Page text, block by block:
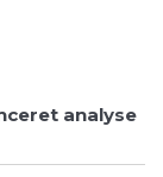
analyse